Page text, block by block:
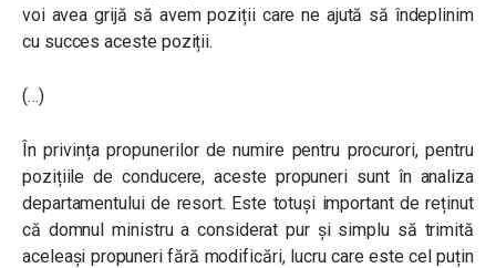
voi avea grijă să avem poziții care ne ajută să îndeplinim
cu succes aceste poziții.
(…)
În privința propunerilor de numire pentru procurori, pentru
pozițiile de conducere, aceste propuneri sunt în analiza
departamentului de resort. Este totuși important de reținut
că domnul ministru a considerat pur și simplu să trimită
aceleași propuneri fără modificări, lucru care este cel puțin